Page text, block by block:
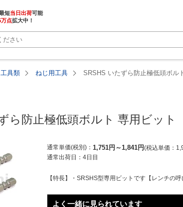
短当日出荷
万点拡大中！
具類 ねじ用工具 SRSHS いたずら防止極低頭ボル
ら防止極低頭ボルト 専用ビット
通常単価(税別) 1,751円 ～1,841円 税込単価
通常出荷日： 4日目
【特長】・SRSHS型専用ビットです【レンチの
よく一緒に見られています